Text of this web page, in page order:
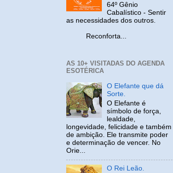
64º Gênio
Cabalístico - Sentir
as necessidades dos outros.
Reconforta...
AS 10+ VISITADAS DO AGENDA
ESOTÉRICA
O Elefante que dá
Sorte.
O Elefante é
símbolo de força,
lealdade,
longevidade, felicidade e também
de ambição. Ele transmite poder
e determinação de vencer. No
Orie...
O Rei Leão.